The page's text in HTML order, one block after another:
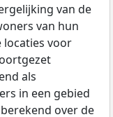
van de
van hun
voor
als
in een gebied
over de